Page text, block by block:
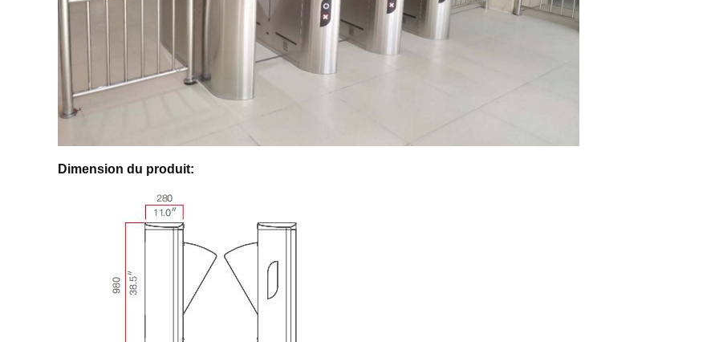
Dimension du produit: